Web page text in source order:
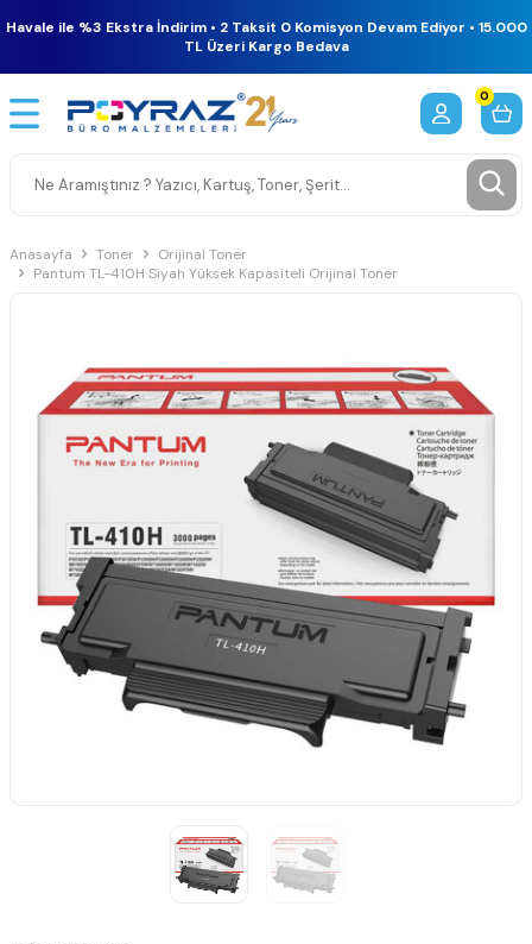
Havale ile %3 Ekstra İndirim • 2 Taksit 0 Komisyon Devam Ediyor • 15.000
TL Üzeri Kargo Bedava
0
Anasayfa Toner
Orijinal Toner
Pantum TL-410H Siyah Yüksek Kapasiteli Orijinal Toner